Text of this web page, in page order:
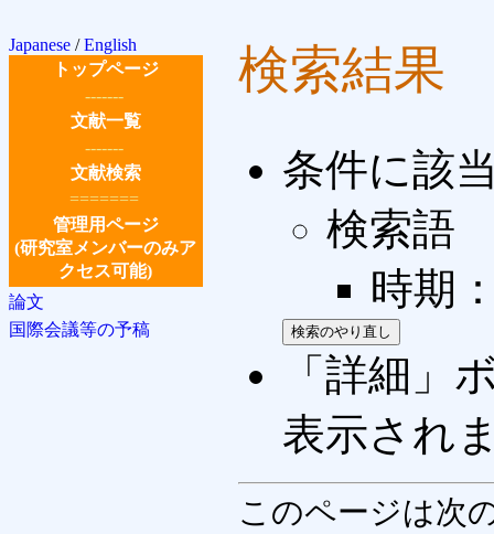
Japanese /English
トップページ
-------
文献一覧
-------
文献検索
=======
管理用ページ
(研究室メンバーのみア
クセス可能)
論文
国際会議等の予稿
検索結果
条件に該
検索語
時期
「詳細」
表示され
このページは次